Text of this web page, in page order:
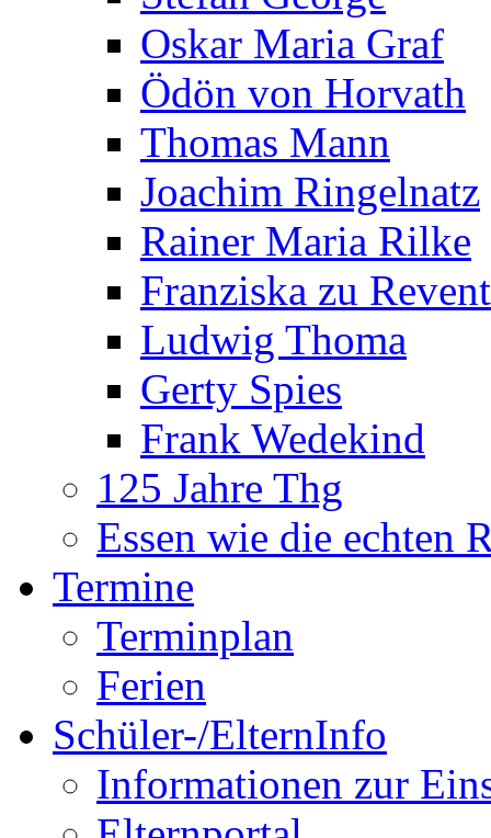
Oskar Maria Graf
Ödön von Horvath
Thomas Mann
Joachim Ringelnatz
Rainer Maria Rilke
Franziska zu
Ludwig Thoma
Gerty Spies
Frank Wedekind
125 Jahre Thg
Essen wie die echten
Termine
Terminplan
Ferien
Schüler-/ElternInfo
Informationen zur